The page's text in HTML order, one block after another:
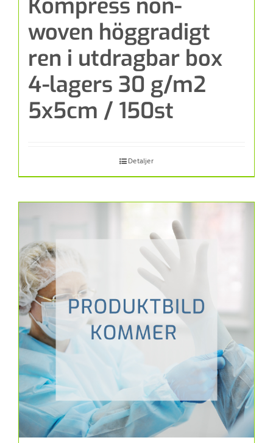
Kompress non-
woven höggradigt
ren i utdragbar box
4-lagers 30 g/m2
5x5cm / 150st
Detaljer